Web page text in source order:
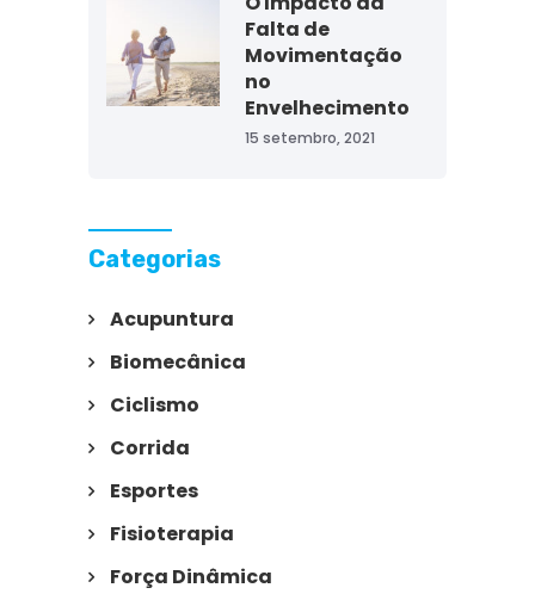
Falta de
Movimentação
no
Envelhecimento
15 setembro, 2021
Categorias
Acupuntura
Biomecânica
Ciclismo
Corrida
Esportes
Fisioterapia
Força Dinâmica